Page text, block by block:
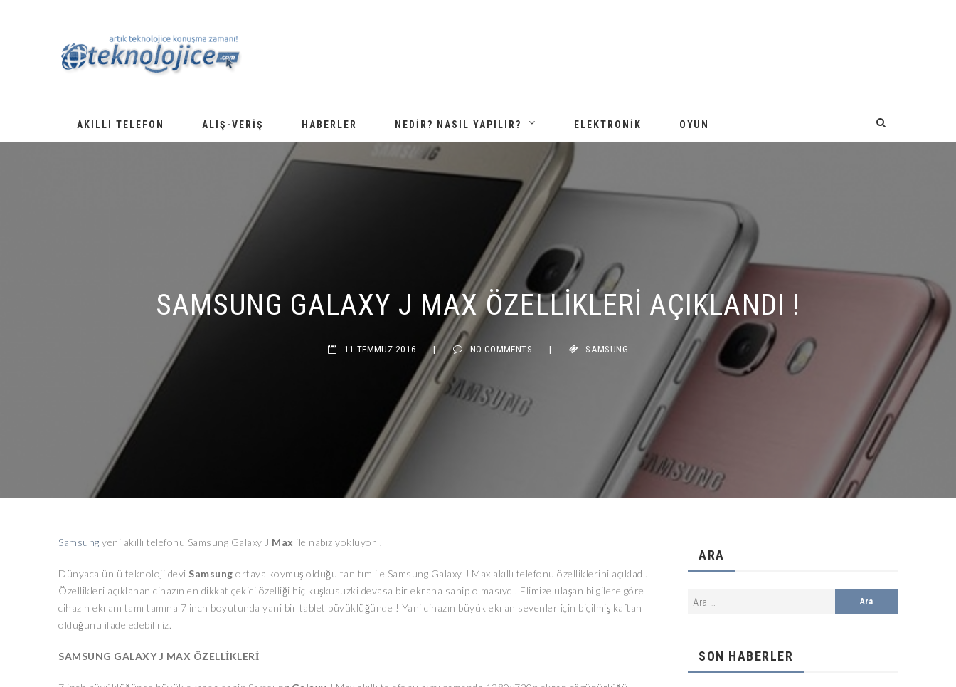
AKILLI TELEFON ALIŞ-VERIŞ HABERLER NEDIR? NASIL YAPILIR? ELEKTRONIK OYUN
SAMSUNG GALAXY J MAX ÖZELLIKLERI AÇIKLANDI !
NO COMMENTS
Samsung yeni akıllı telefonu Samsung Galaxy J Max ile nabız yokluyor !
Dünyaca ünlü teknoloji devi Samsung ortaya koymuş olduğu tanıtım ile Samsung Galaxy J Max akıllı telefonu özelliklerini açıkladı.
Özellikleri açıklanan cihazın en dikkat çekici özelliği hiç kuşkusuzki devasa bir ekrana sahip olmasıydı. Elimize ulaşan bilgilere göre
cihazın ekranı tamı tamına 7 inch boyutunda yani bir tablet büyüklüğünde ! Yani cihazın büyük ekran sevenler için biçilmiş kaftan
olduğunu ifade edebiliriz.
SAMSUNG GALAXY J MAX ÖZELLİKLERİ
ARA
SON HABERLER